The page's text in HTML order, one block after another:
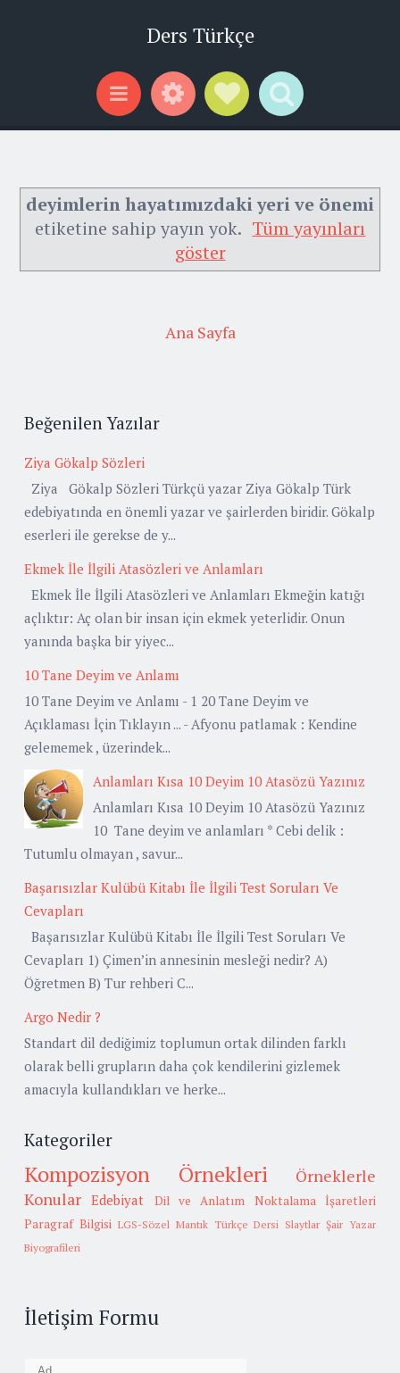
Ders Türkçe
Menu WidgetsSocial Links
Search
deyimlerin hayatımızdaki yeri ve önemi
etiketine sahip yayın yok. Tüm yayınları
göster
Ana Sayfa
Beğenilen Yazılar
Ziya Gökalp Sözleri
Ziya Gökalp Sözleri Türkçü yazar Ziya Gökalp Türk
edebiyatında en önemli yazar ve şairlerden biridir. Gökalp
eserleri ile gerekse de y...
Ekmek İle İlgili Atasözleri ve Anlamları
Ekmek İle İlgili Atasözleri ve Anlamları Ekmeğin katığı
açlıktır: Aç olan bir insan için ekmek yeterlidir. Onun
yanında başka bir yiyec...
10 Tane Deyim ve Anlamı
10 Tane Deyim ve Anlamı - 1 20 Tane Deyim ve
Açıklaması İçin Tıklayın ... - Afyonu patlamak : Kendine
gelememek , üzerindek...
Anlamları Kısa 10 Deyim 10 Atasözü Yazınız
Anlamları Kısa 10 Deyim 10 Atasözü Yazınız
10 Tane deyim ve anlamları * Cebi delik :
Tutumlu olmayan , savur...
Başarısızlar Kulübü Kitabı İle İlgili Test Soruları Ve
Cevapları
Başarısızlar Kulübü Kitabı İle İlgili Test Soruları Ve
Cevapları 1) Çimen’in annesinin mesleği nedir? A)
Öğretmen B) Tur rehberi C...
Argo Nedir ?
Standart dil dediğimiz toplumun ortak dilinden farklı
olarak belli grupların daha çok kendilerini gizlemek
amacıyla kullandıkları ve herke...
Kategoriler
Kompozisyon Örnekleri
Örneklerle
Konular Edebiyat Dil ve Anlatım
Noktalama İşaretleri
Paragraf Bilgisi LGS-Sözel Mantık Türkçe Dersi Slaytlar Şair Yazar
Biyografileri
İletişim Formu